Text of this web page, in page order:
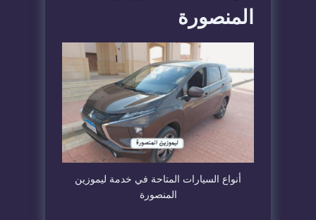
المنصورة
​أنواع السيارات المتاحة في خدمة ليموزين
المنصورة